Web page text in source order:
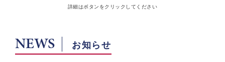
詳細はボタン をクリックしてください
NEWS お知らせ